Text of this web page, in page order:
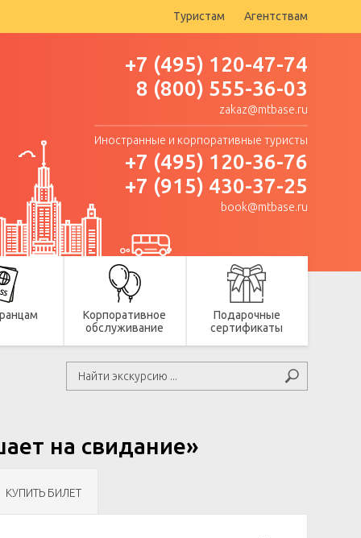
Туристам Агентствам
+7 (495) 120-47-74
8 (800) 555-36-03
zakaz@mtbase.ru
Иностранные и корпоративные туристы
+7 (495) 120-36-76
+7 (915) 430-37-25
book@mtbase.ru
Корпоративное
обслуживание
Подарочные
сертификаты
на свидание»
КУПИТЬ БИЛЕТ